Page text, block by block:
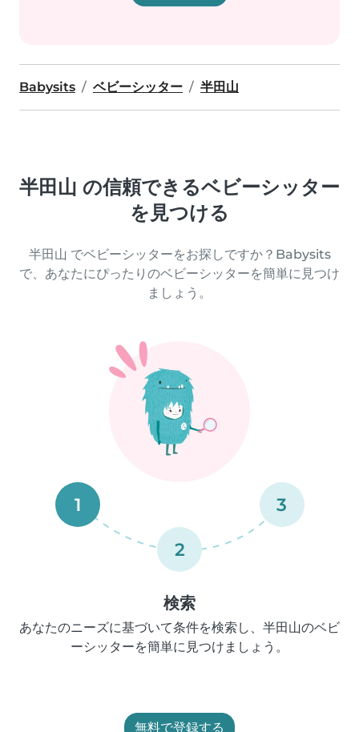
Babysits ベビーシッター 半田山
半田山 の信頼できるベビーシッター
を見つける
半田山 でベビーシッターをお探しですか？Babysits
で、あなたにぴったりのベビーシッターを簡単に見つけ
ましょう。
1
2
3
検索
あなたのニーズに基づいて条件を検索し、半田山のベビ
ーシッターを簡単に見つけましょう。
無料で登録する